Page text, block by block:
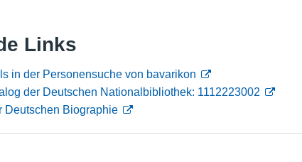
Links
in der Personensuche von bavarikon
der Deutschen Nationalbibliothek: 1112223002
Deutschen Biographie